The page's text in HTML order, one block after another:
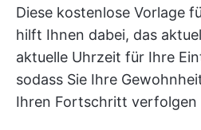
Diese kostenlose Vorlage
hilft Ihnen dabei, das
aktuelle Uhrzeit für Ihre
sodass Sie Ihre
Ihren Fortschritt verfolgen